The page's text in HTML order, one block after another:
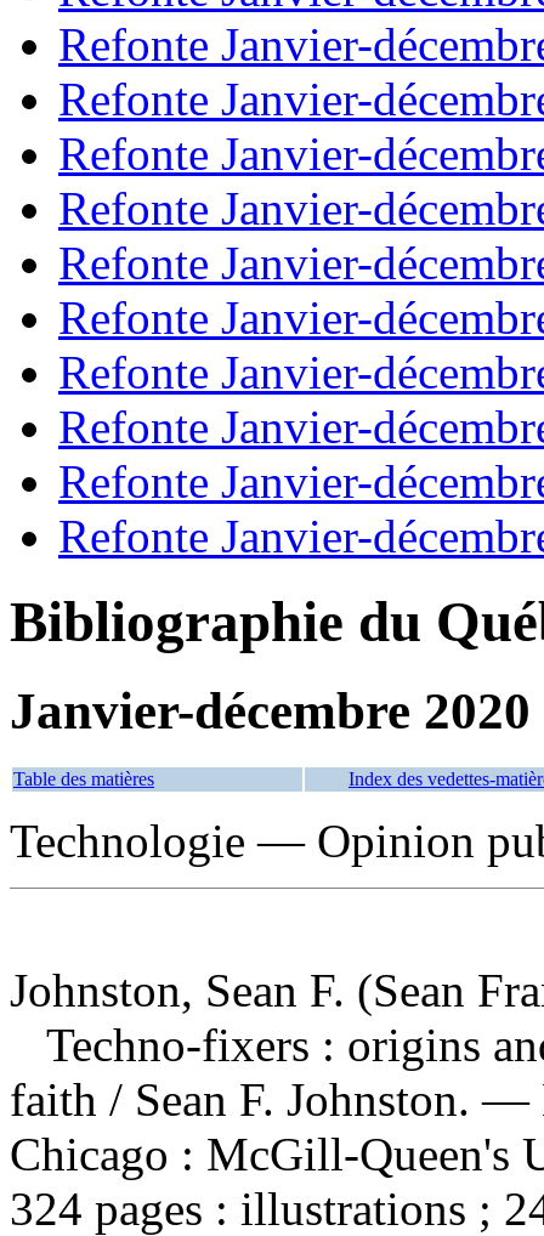
Refonte Janvier-
Refonte Janvier-
Refonte Janvier-
Refonte Janvier-
Refonte Janvier-
Refonte Janvier-
Refonte Janvier-
Refonte Janvier-
Refonte Janvier-
Refonte Janvier-
Bibliographie du
Janvier-décembre 2020
Table des matières Index des vedettes-
Technologie — Opinion
Johnston, Sean F. (Sean
Techno-fixers : origins
faith / Sean F. Johnston.
Chicago : McGill-
324 pages : illustrations ;